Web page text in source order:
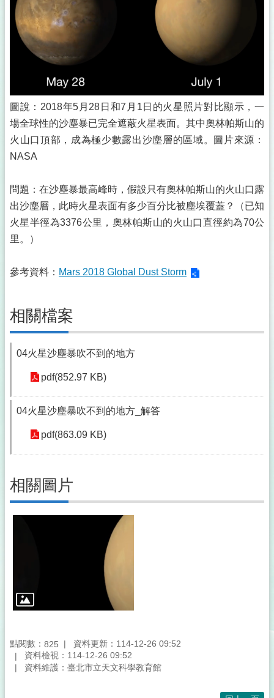
圖說：2018年5月28日和7月1日的火星照片對比顯示，一
場全球性的沙塵暴已完全遮蔽火星表面。其中奧林帕斯山的
火山口頂部，成為極少數露出沙塵層的區域。圖片來源：
NASA
問題：在沙塵暴最高峰時，假設只有奧林帕斯山的火山口露
出沙塵層，此時火星表面有多少百分比被塵埃覆蓋？（已知
火星半徑為3376公里，奧林帕斯山的火山口直徑約為70公
里。）
參考資料： Mars 2018 Global Dust Storm
相關檔案
04火星沙塵暴吹不到的地方
pdf(852.97 KB)
04火星沙塵暴吹不到的地方_解答
pdf(863.09 KB)
相關圖片
點閱數： 825
資料更新：114-12-26 09:52
資料檢視：114-12-26 09:52
資料維護：臺北市立天文科學教育館